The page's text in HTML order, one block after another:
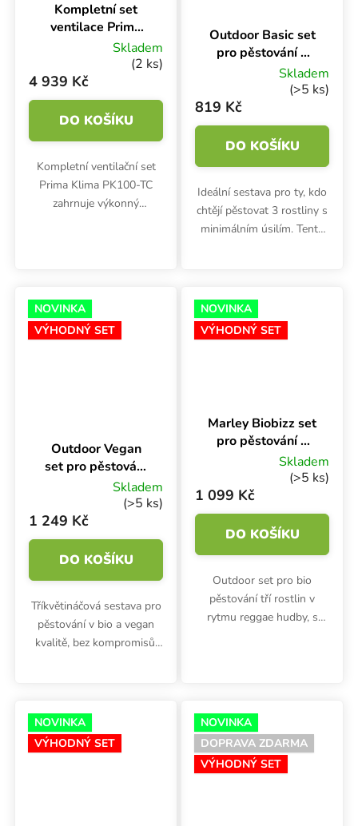
Kompletní set
ventilace Prima
Klima PKVS
PK100-TC, 100
mm - 280 m3/h
Skladem
(2 ks)
4 939 Kč
DO KOŠÍKU
Kompletní ventilační set
Prima Klima PK100-TC
zahrnuje výkonný
Outdoor Basic set
pro pěstování 3
rostlinSkladem
(>5 ks)
819 Kč
DO KOŠÍKU
Ideální sestava pro ty, kdo
chtějí pěstovat 3 rostliny s
minimálním úsilím. Tento
prodyšné textilní...
NOVINKA
VÝHODNÝ SET
Outdoor Vegan
set pro pěstování
3 rostlin
Průměrné hodnocení produktu je 5,0 z 5
Skladem
(>5 ks)
1 249 Kč
DO KOŠÍKU
Tříkvětináčová sestava pro
pěstování v bio a vegan
kvalitě, bez kompromisů.
prodyšné textilní...
NOVINKA
VÝHODNÝ SET
Marley Biobizz set
pro pěstování 3
rostlinSkladem
(>5 ks)
1 099 Kč
DO KOŠÍKU
Outdoor set pro bio
pěstování tří rostlin v
rytmu reggae hudby, s
NOVINKA
VÝHODNÝ SET
NOVINKA
DOPRAVA ZDARMA
VÝHODNÝ SET